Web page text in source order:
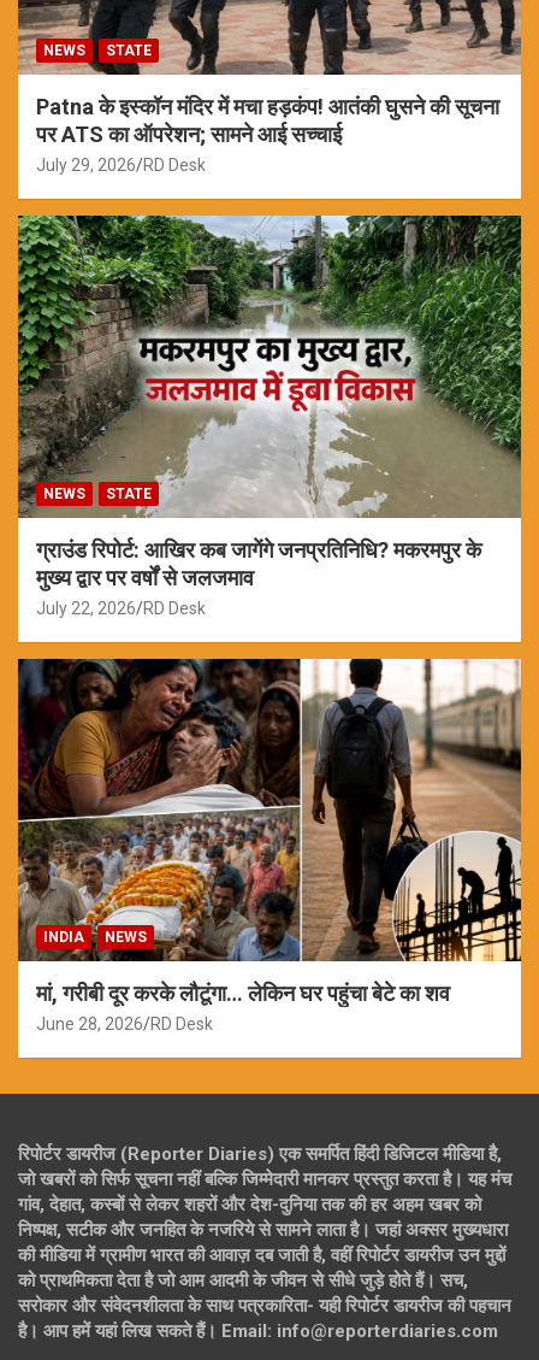
NEWS STATE
Patna के इस्कॉन मंदिर में मचा हड़कंप! आतंकी घुसने की सूचना
पर ATS का ऑपरेशन; सामने आई सच्चाई
July 29, 2026 RD Desk
NEWS STATE
ग्राउंड रिपोर्ट: आखिर कब जागेंगे जनप्रतिनिधि? मकरमपुर के
मुख्य द्वार पर वर्षों से जलजमाव
July 22, 2026 RD Desk
INDIA NEWS
मां, गरीबी दूर करके लौटूंगा… लेकिन घर पहुंचा बेटे का शव
June 28, 2026 RD Desk
रिपोर्टर डायरीज (Reporter Diaries) एक समर्पित हिंदी डिजिटल मीडिया है,
जो खबरों को सिर्फ सूचना नहीं बल्कि जिम्मेदारी मानकर प्रस्तुत करता है। यह मंच
गांव, देहात, कस्बों से लेकर शहरों और देश-दुनिया तक की हर अहम खबर को
निष्पक्ष, सटीक और जनहित के नजरिये से सामने लाता है। जहां अक्सर मुख्यधारा
की मीडिया में ग्रामीण भारत की आवाज़ दब जाती है, वहीं रिपोर्टर डायरीज उन मुद्दों
को प्राथमिकता देता है जो आम आदमी के जीवन से सीधे जुड़े होते हैं। सच,
सरोकार और संवेदनशीलता के साथ पत्रकारिता- यही रिपोर्टर डायरीज की पहचान
है। आप हमें यहां लिख सकते हैं। Email: info@reporterdiaries.com